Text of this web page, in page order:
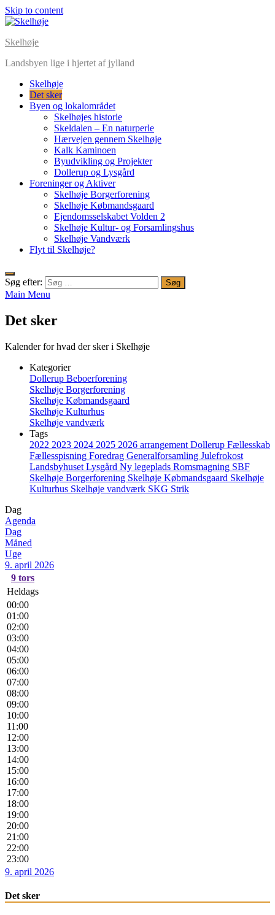
Skip to content
Skelhøje
Landsbyen lige i hjertet af jylland
Skelhøje
Det sker
Byen og lokalområdet
Skelhøjes historie
Skeldalen – En naturperle
Hærvejen gennem Skelhøje
Kalk Kaminoen
Byudvikling og Projekter
Dollerup og Lysgård
Foreninger og Aktiver
Skelhøje Borgerforening
Skelhøje Købmandsgaard
Ejendomsselskabet Volden 2
Skelhøje Kultur- og Forsamlingshus
Skelhøje Vandværk
Flyt til Skelhøje?
Søg efter:
Main Menu
Det sker
Kalender for hvad der sker i Skelhøje
Kategorier
Dollerup Beboerforening
Skelhøje Borgerforening
Skelhøje Købmandsgaard
Skelhøje Kulturhus
Skelhøje vandværk
Tags
2022 2023 2024 2025 2026 arrangement Dollerup Fællesskab
Fællesspisning Foredrag Generalforsamling Julefrokost
Landsbyhuset Lysgård Ny legeplads Romsmagning SBF
Skelhøje Borgerforening Skelhøje Købmandsgaard Skelhøje
Kulturhus Skelhøje vandværk SKG Strik
Dag
Agenda
Dag
Måned
Uge
9. april 2026
9 tors
Heldags
00:00
01:00
02:00
03:00
04:00
05:00
06:00
07:00
08:00
09:00
10:00
11:00
12:00
13:00
14:00
15:00
16:00
17:00
18:00
19:00
20:00
21:00
22:00
23:00
9. april 2026
Det sker